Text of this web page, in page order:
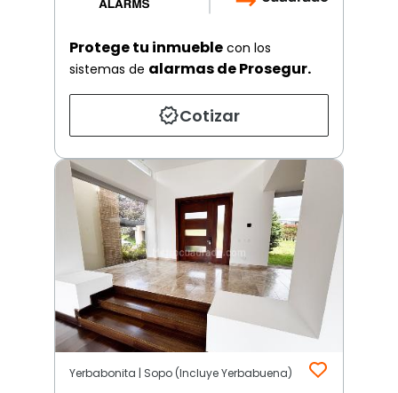
Protege tu inmueble con los
sistemas de alarmas de Prosegur.
Cotizar
Yerbabonita | Sopo (Incluye Yerbabuena)